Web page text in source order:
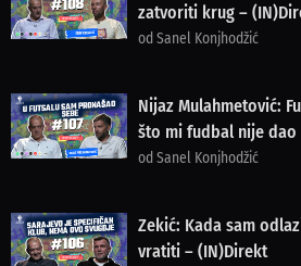
zatvoriti krug –
od Sanel Konjhodžić
Nijaz Mulahmetović:
što mi fudbal nije dao
od Sanel Konjhodžić
Zekić: Kada sam
vratiti – (IN)Direkt